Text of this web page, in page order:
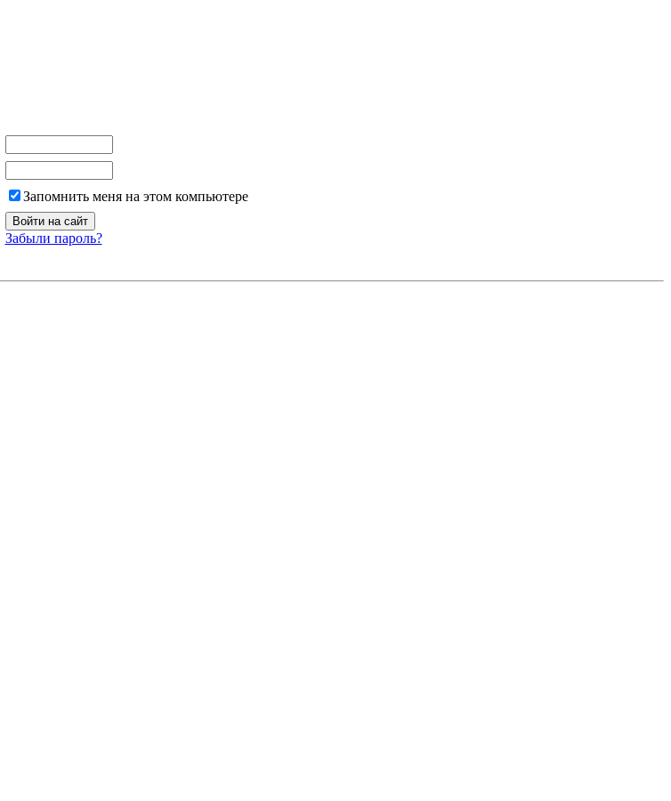
Запомнить меня на этом компьютере
Забыли пароль?